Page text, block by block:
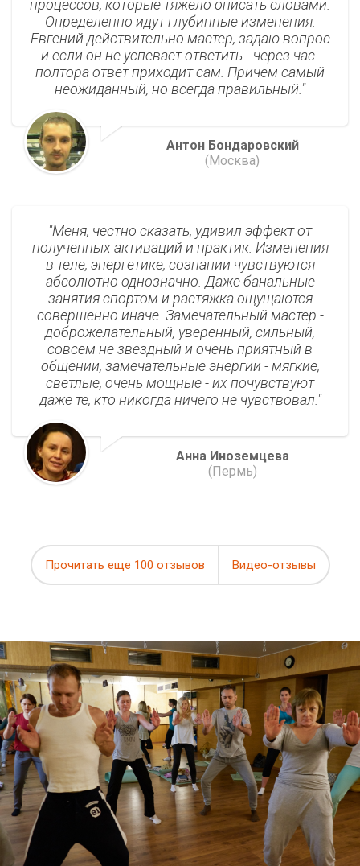
процессов, которые тяжело описать словами.
Определенно идут глубинные изменения.
Евгений действительно мастер, задаю вопрос
и если он не успевает ответить - через час-
полтора ответ приходит сам. Причем самый
неожиданный, но всегда правильный.
Антон Бондаровский
(Москва)
Меня, честно сказать, удивил эффект от
полученных активаций и практик. Изменения
в теле, энергетике, сознании чувствуются
абсолютно однозначно. Даже банальные
занятия спортом и растяжка ощущаются
совершенно иначе. Замечательный мастер -
доброжелательный, уверенный, сильный,
совсем не звездный и очень приятный в
общении, замечательные энергии - мягкие,
светлые, очень мощные - их почувствуют
даже те, кто никогда ничего не чувствовал.
Анна Иноземцева
(Пермь)
Прочитать еще 100 отзывов Видео-отзывы